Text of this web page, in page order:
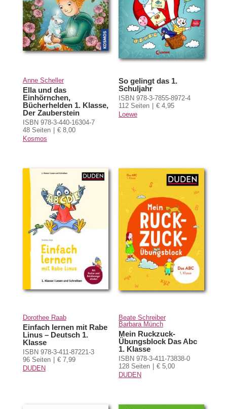
Anne Scheller
Ella und das
Einhörnchen,
Bücherhelden 1. Klasse,
Der Zauberstein
ISBN 978-3-440-16304-7
48 Seiten
€ 8,00
Kosmos
So gelingt das 1.
Schuljahr
ISBN 978-3-7855-8972-4
112 Seiten
€ 4,95
Loewe
Dorothee Raab
Einfach lernen mit Rabe
Linus – Deutsch 1.
Klasse
ISBN 978-3-411-87221-3
96 Seiten
€ 7,99
DUDEN
Beate Schreiber
Barbara Münch
Mein Ruckzuck-
Übungsblock Das Abc
1. Klasse
ISBN 978-3-411-73838-0
128 Seiten
€ 5,00
DUDEN